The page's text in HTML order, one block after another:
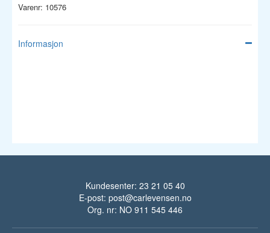
Varenr: 10576
Informasjon
Kundesenter: 23 21 05 40
E-post: post@carlevensen.no
Org. nr: NO 911 545 446